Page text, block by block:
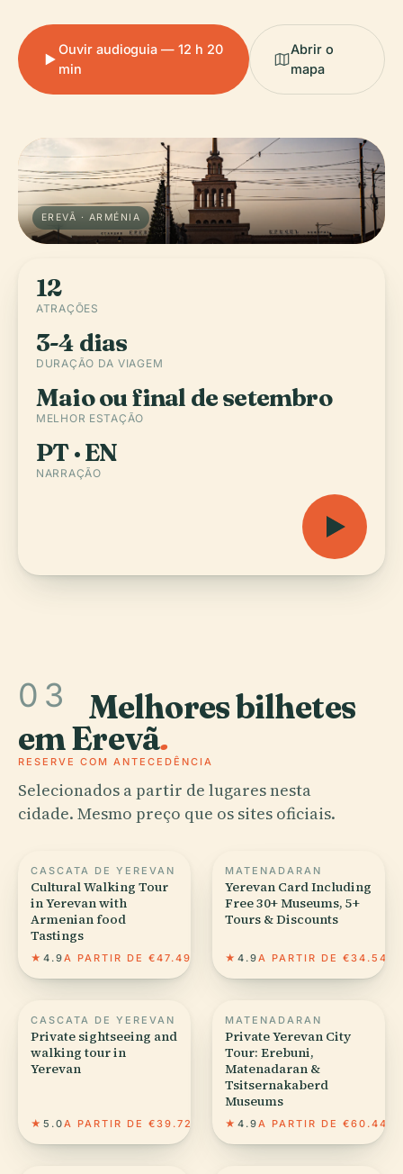
Ouvir audioguia — 12 h 20
min
Abrir o
mapa
EREVÃ · ARMÉNIA
12
ATRAÇÕES
3-4 dias
DURAÇÃO DA VIAGEM
Maio ou final de setembro
MELHOR ESTAÇÃO
PT · EN
NARRAÇÃO
03 Melhores bilhetes
em Erevã.
RESERVE COM ANTECEDÊNCIA
Selecionados a partir de lugares nesta
cidade. Mesmo preço que os sites oficiais.
CASCATA DE YEREVAN
Cultural Walking Tour
in Yerevan with
Armenian food
Tastings
★ 4.9A PARTIR DE €47.49
MATENADARAN
Yerevan Card Including
Free 30+ Museums, 5+
Tours & Discounts
★ 4.9A PARTIR DE €34.54
CASCATA DE YEREVAN
Private sightseeing and
walking tour in
Yerevan
★ 5.0A PARTIR DE €39.72
MATENADARAN
Private Yerevan City
Tour: Erebuni,
Matenadaran &
Tsitsernakaberd
Museums
★ 4.9A PARTIR DE €60.44